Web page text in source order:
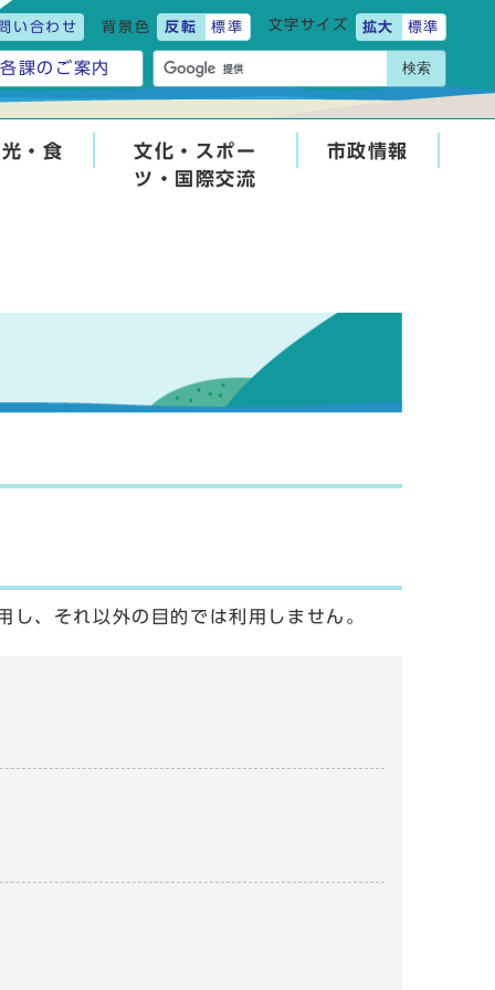
い合わせ 背景色 反転 標準 文字サイズ 拡大 標準
各課のご案内 検索
・食
文化・スポー
ツ・国際交流
市政情報
、それ以外の目的では利用しません。